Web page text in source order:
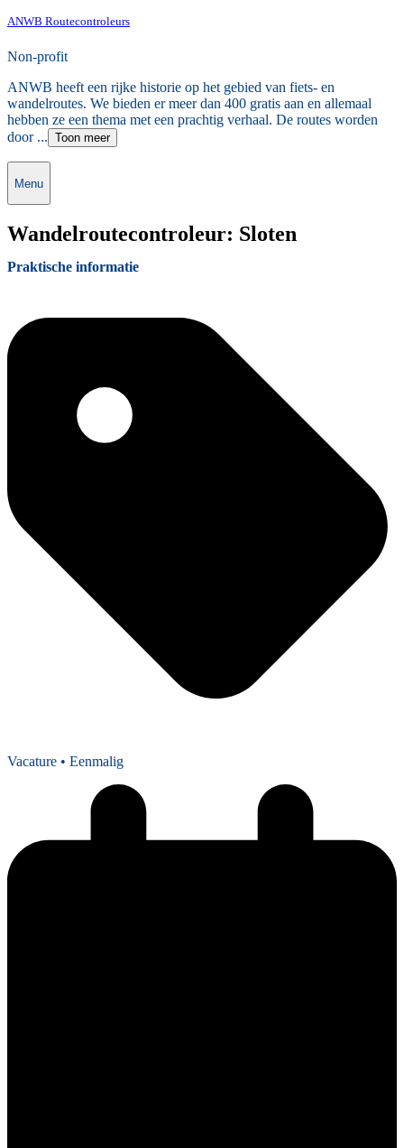
ANWB Routecontroleurs
Non-profit
ANWB heeft een rijke historie op het gebied van fiets- en
wandelroutes. We bieden er meer dan 400 gratis aan en allemaal
hebben ze een thema met een prachtig verhaal. De routes worden
door ... Toon meer
Menu
Wandelroutecontroleur: Sloten
Praktische informatie
Vacature • Eenmalig